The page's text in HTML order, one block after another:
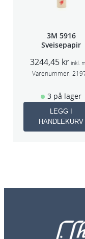
3M 5916
Sveisepapir
3244,45 kr inkl.
Varenummer:
3 på lager
LEGG I
HANDLEKURV